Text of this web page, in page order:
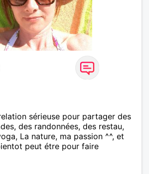
sérieuse pour partager des
des randonnées, des restau,
La nature, ma passion ^^, et
peut étre pour faire